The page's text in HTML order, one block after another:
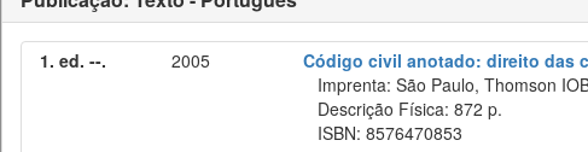
1. ed. --. 2005 Código civil anotado: direito das
Imprenta: São Paulo, Thomson
Descrição Física: 872 p.
ISBN: 8576470853